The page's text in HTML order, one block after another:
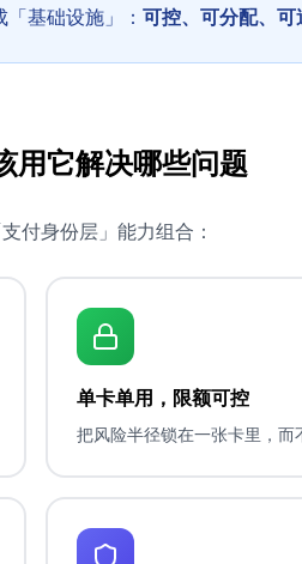
「基础设施」： 可控、可分配、
用它解决哪些问题
付身份层」能力组合：
单卡单用，限额可控
把风险半径锁在一张卡里，而